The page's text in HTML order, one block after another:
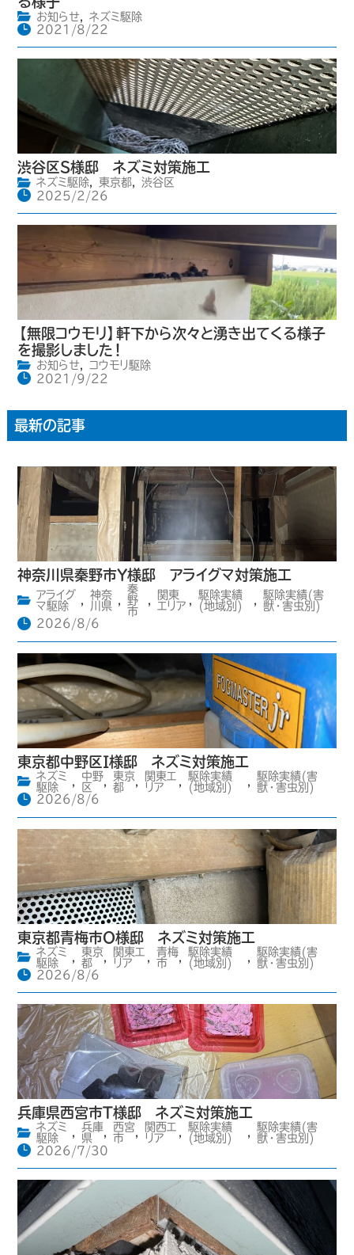
お知らせ,
ネズミ駆除
2021/8/22
渋谷区S様邸 ネズミ対策施工
ネズミ駆除, 東京都,
渋谷区
2025/2/26
【無限コウモリ】軒下から次々と湧き出てくる様子
を撮影しました！
お知らせ,
コウモリ駆除
2021/9/22
最新の記事
神奈川県秦野市Y様邸 アライグマ対策施工
アライグ
マ駆除
,
神奈
川県 ,
秦
野
市
,
関東
エリア ,
駆除実績
(地域別)
,
駆除実績(害
獣・害虫別)
2026/8/6
東京都中野区I様邸 ネズミ対策施工
ネズミ
駆除
中野
区
東京
都
関東エ
リア
駆除実績
(地域別)
駆除実績(害
獣・害虫別)
2026/8/6
東京都青梅市O様邸 ネズミ対策施工
ネズミ
駆除
東京
都
関東エ
リア
青梅
市
駆除実績
(地域別)
駆除実績(害
獣・害虫別)
2026/8/6
兵庫県西宮市T様邸 ネズミ対策施工
ネズミ
駆除
,
兵庫
県
,
西宮
市
,
関西エ
リア
,
駆除実績
(地域別)
,
駆除実績(害
獣・害虫別)
2026/7/30